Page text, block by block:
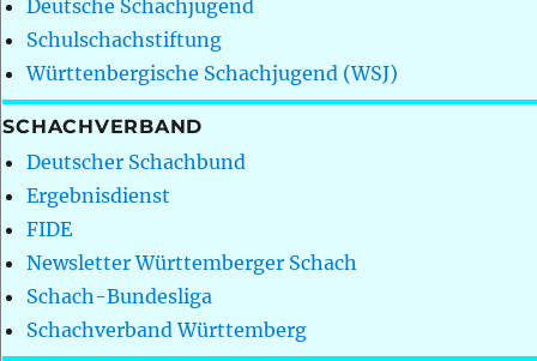
Deutsche Schachjugend
Schulschachstiftung
Württenbergische Schachjugend (WSJ)
SCHACHVERBAND
Deutscher Schachbund
Ergebnisdienst
FIDE
Newsletter Württemberger Schach
Schach-Bundesliga
Schachverband Württemberg